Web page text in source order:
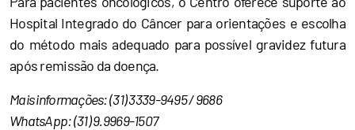
Hospital Integrado do Câncer para orientações e escolha
do método mais adequado para possível gravidez futura
após remissão da doença.
Mais informações: (31) 3339-9495 / 9686
WhatsApp: (31) 9.9969-1507